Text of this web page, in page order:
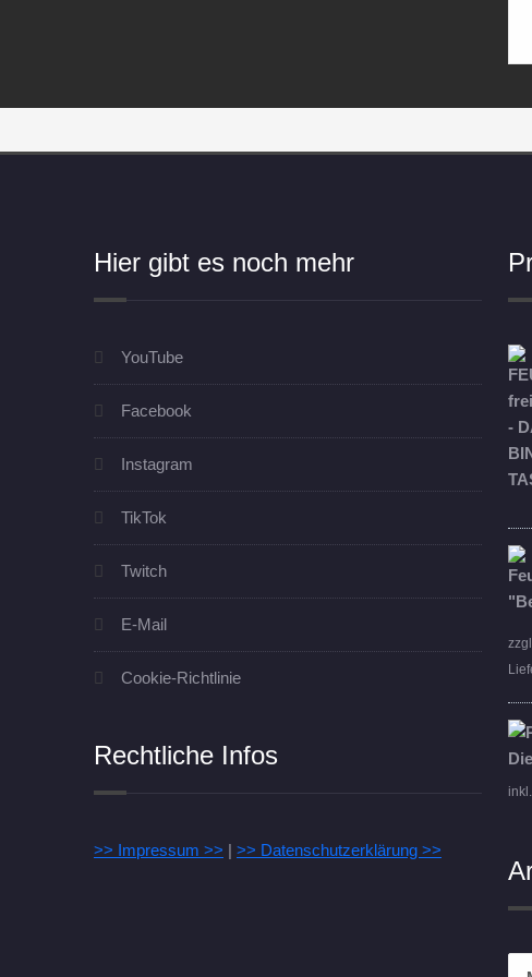
Hier gibt es noch mehr
YouTube
Facebook
Instagram
TikTok
Twitch
E-Mail
Cookie-Richtlinie
Rechtliche Infos
>> Impressum >> | >> Datenschutzerklärung >>